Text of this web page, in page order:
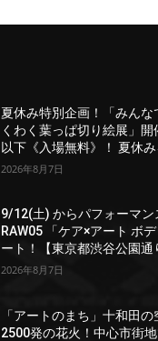
夏休み特別企画！「みんな
くわく葉っぱ切り絵展」開
以下《入場無料》！ 夏休
2026年8月7日
9/12(土) からパフォーマン
RAW05 「ケア×アート ボ
ート！【東京都渋谷公園通
2026年8月7日
「アートのまち」十和田
2500発の花火！中心市街